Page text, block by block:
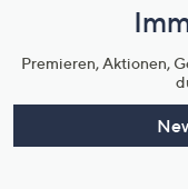
Premieren, Aktionen,